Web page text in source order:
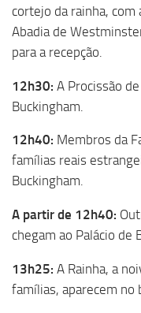
cortejo da rainha, com
Abadia de
para a recepção.
12h30: A Procissão
Buckingham.
12h40: Membros da
famílias reais
Buckingham.
A partir de 12h40:
chegam ao Palácio de
13h25: A Rainha, a
famílias, aparecem no